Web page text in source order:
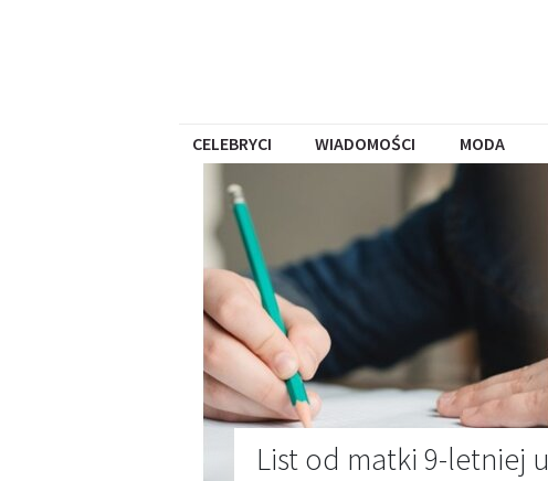
CELEBRYCI WIADOMOŚCI MODA
List od matki 9-letniej